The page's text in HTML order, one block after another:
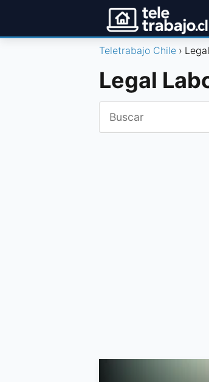
Teletrabajo Chile
Legal